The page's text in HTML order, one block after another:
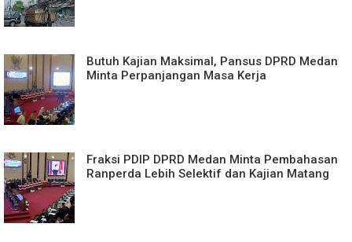
Butuh Kajian Maksimal, Pansus DPRD Medan
Minta Perpanjangan Masa Kerja
Fraksi PDIP DPRD Medan Minta Pembahasan
Ranperda Lebih Selektif dan Kajian Matang